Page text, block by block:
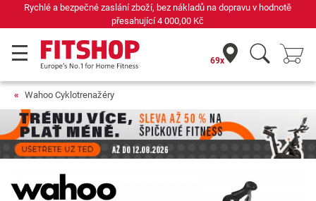
Již 42 let váš odborník na domácí fitness
69x
Wahoo Cyklotrenažéry